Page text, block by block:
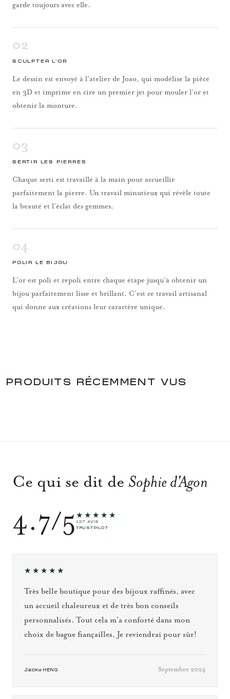
garde toujours avec elle.
02
SCULPTER L’OR
Le dessin est envoyé à l’atelier de Joao, qui modélise la pièce
en 3D et imprime en cire un premier jet pour mouler l’or et
obtenir la monture.
03
SERTIR LES PIERRES
Chaque serti est travaillé à la main pour accueillir
parfaitement la pierre. Un travail minutieux qui révèle toute
la beauté et l’éclat des gemmes.
04
POLIR LE BIJOU
L’or est poli et repoli entre chaque étape jusqu’à obtenir un
bijou parfaitement lisse et brillant. C’est ce travail artisanal
qui donne aux créations leur caractère unique.
PRODUITS RÉCEMMENT VUS
Ce qui se dit de Sophie d'Agon
4.7/5 ★★★★★
127 AVIS
TRUSTPILOT
★★★★★
Très belle boutique pour des bijoux raffinés, avec
un accueil chaleureux et de très bon conseils
personnalisés. Tout cela m'a conforté dans mon
choix de bague fiançailles, Je reviendrai pour sûr!
Jacky HENG Septembre 2024